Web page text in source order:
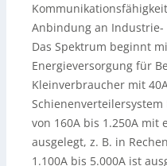
Anbindung an
Das Spektrum beginnt
Energieversorgung für
Kleinverbraucher mit
von 160A bis 1.250A
ausgelegt, z. B. in
1.100A bis 5.000A ist